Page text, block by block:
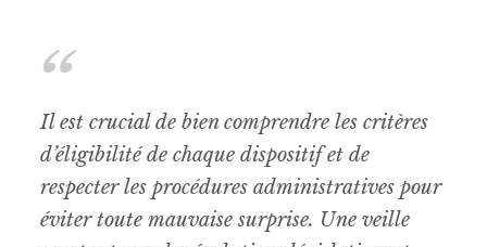
Il est crucial de bien comprendre les critères
d’éligibilité de chaque dispositif et de
respecter les procédures administratives pour
éviter toute mauvaise surprise. Une veille